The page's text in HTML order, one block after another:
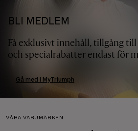
BLI MEDLEM
Få exklusivt innehåll, tillgång
och specialrabatter endast för
Gå med i MyTriumph
VÅRA VARUMÄRKEN